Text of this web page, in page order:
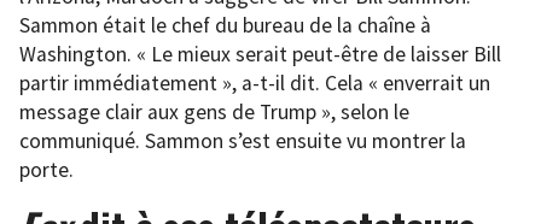
Sammon était le chef du bureau de la chaîne à
Washington. « Le mieux serait peut-être de laisser Bill
partir immédiatement », a-t-il dit. Cela « enverrait un
message clair aux gens de Trump », selon le
communiqué. Sammon s’est ensuite vu montrer la
porte.